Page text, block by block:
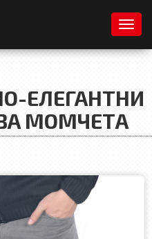
ЕЛЕГАНТНИ
МОМЧЕТА